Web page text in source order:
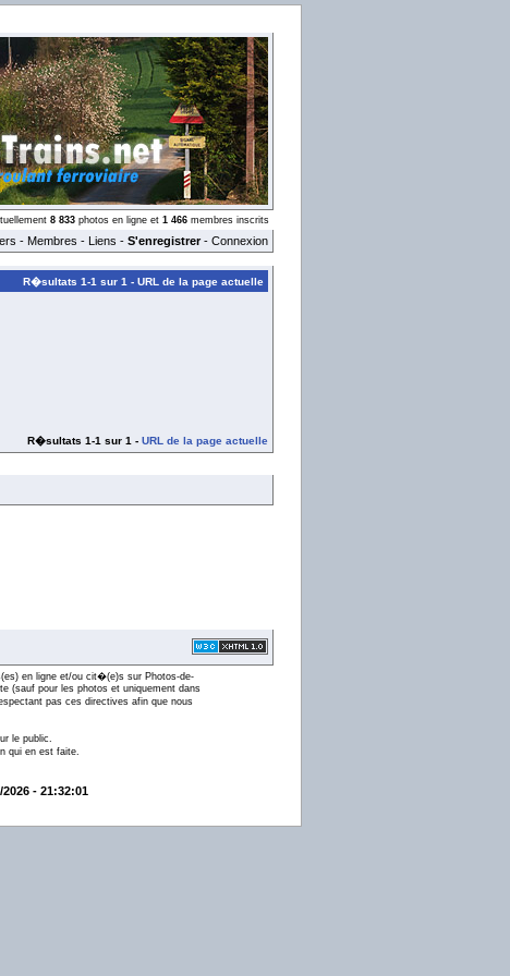
8 833 photos en ligne et 1 466 membres inscrits
- Membres - Liens - S'enregistrer- Connexion
R�sultats 1-1 sur 1 - URL de la page actuelle
R�sultats 1-1 sur 1 - URL de la page actuelle
en ligne et/ou cit�(e)s sur Photos-de-
(sauf pour les photos et uniquement dans
pas ces directives afin que nous
le public.
qui en est faite.
2026 - 21:32:01